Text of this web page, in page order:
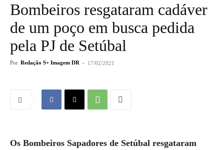
Bombeiros resgataram cadáver
de um poço em busca pedida
pela PJ de Setúbal
Por Redação S+ Imagem DR - 17/02/2021
Os Bombeiros Sapadores de Setúbal resgataram